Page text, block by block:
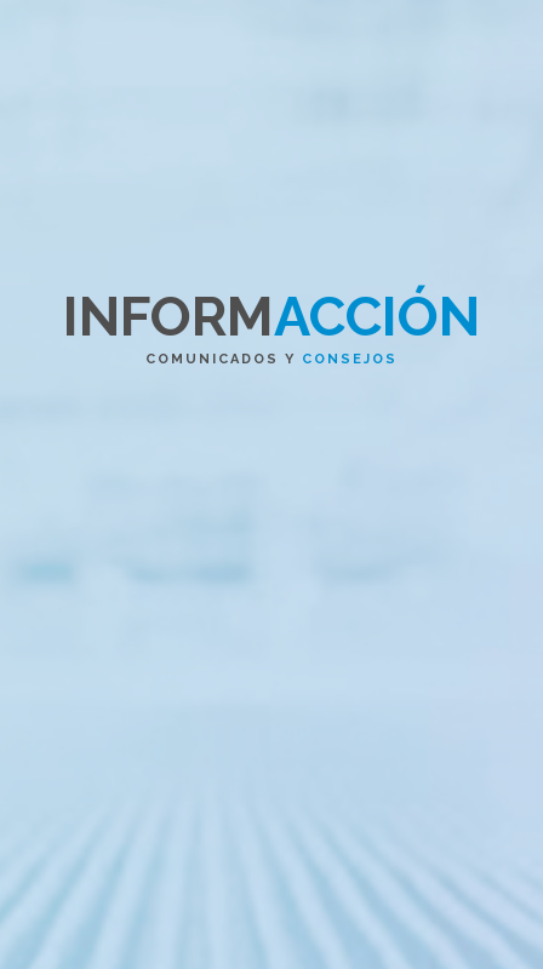
INFORMACCIÓN
COMUNICADOS Y CONSEJOS